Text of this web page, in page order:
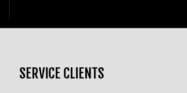
SERVICE CLIENTS